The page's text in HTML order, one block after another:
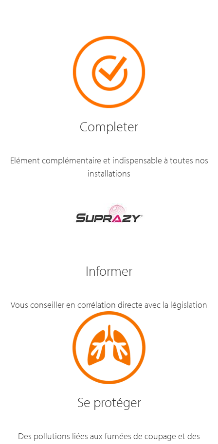
Completer
Elément complémentaire et indispensable à toutes nos
installations
Informer
Vous conseiller en corrélation directe avec la législation
Se protéger
Des pollutions liées aux fumées de coupage et des